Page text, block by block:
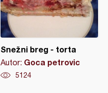
Snežni breg - torta
Autor: Goca petrovic
5124